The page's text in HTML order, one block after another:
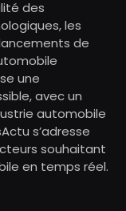
des
les
de
une
avec un
automobile
s’adresse
souhaitant
en temps réel.